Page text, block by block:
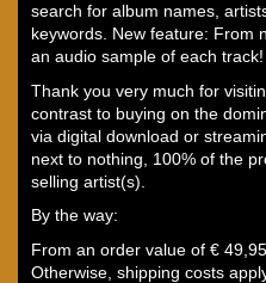
search for album names,
keywords. New feature: From
an audio sample of each track!
Thank you very much for
contrast to buying on the
via digital download or
next to nothing, 100% of the
selling artist(s).
By the way:
From an order value of €
Otherwise, shipping costs